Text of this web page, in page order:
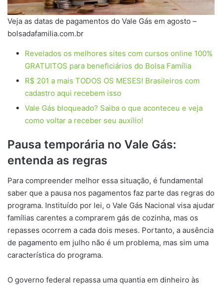
Veja as datas de pagamentos do Vale Gás em agosto –
bolsadafamilia.com.br
Revelados os melhores sites com cursos online 100%
GRATUITOS para beneficiários do Bolsa Família
R$ 201 a mais TODOS OS MESES! Brasileiros com
cadastro aqui recebem isso
Vale Gás bloqueado? Saiba o que aconteceu e veja
como voltar a receber seu auxílio!
Pausa temporária no Vale Gás:
entenda as regras
Para compreender melhor essa situação, é fundamental
saber que a pausa nos pagamentos faz parte das regras do
programa. Instituído por lei, o Vale Gás Nacional visa ajudar
famílias carentes a comprarem gás de cozinha, mas os
repasses ocorrem a cada dois meses. Portanto, a ausência
de pagamento em julho não é um problema, mas sim uma
característica do programa.
O governo federal repassa uma quantia em dinheiro às